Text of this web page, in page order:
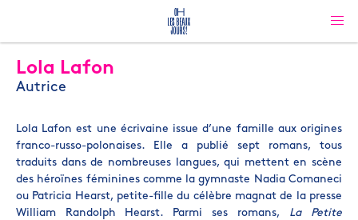
Lola Lafon
Autrice
Lola Lafon est une écrivaine issue d’une famille aux origines
franco-russo-polonaises. Elle a publié sept romans, tous
traduits dans de nombreuses langues, qui mettent en scène
des héroïnes féminines comme la gymnaste Nadia Comaneci
ou Patricia Hearst, petite-fille du célèbre magnat de la presse
William Randolph Hearst. Parmi ses romans,
La Petite